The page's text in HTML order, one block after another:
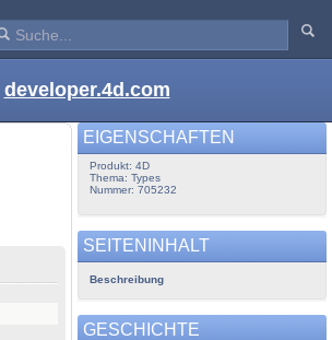
developer.4d.com
EIGENSCHAFTEN
Produkt: 4D
Thema: Types
Nummer: 705232
SEITENINHALT
Beschreibung
GESCHICHTE